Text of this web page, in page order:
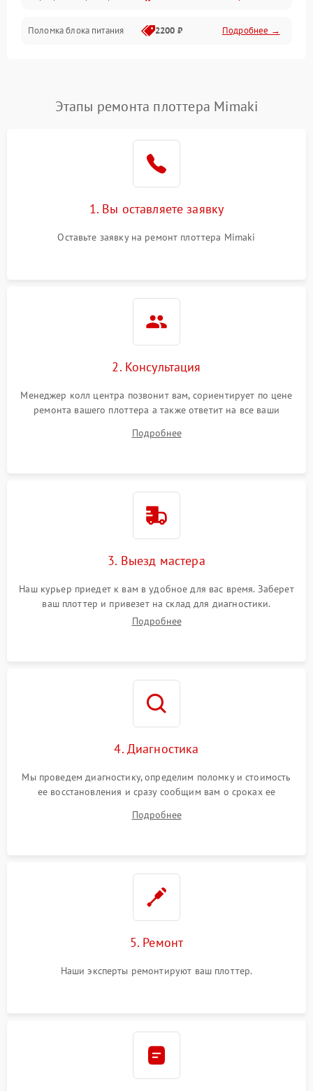
Интерфейсы
Поломка блока питания 2200 ₽ Подробнее →
Этапы ремонта плоттера Mimaki
1. Вы оставляете заявку
Оставьте заявку на ремонт плоттера Mimaki
2. Консультация
Менеджер колл центра позвонит вам, сориентирует по цене
ремонта вашего плоттера а также ответит на все ваши
Подробнее
3. Выезд мастера
Наш курьер приедет к вам в удобное для вас время. Заберет
ваш плоттер и привезет на склад для диагностики.
Подробнее
4. Диагностика
Мы проведем диагностику, определим поломку и стоимость
ее восстановления и сразу сообщим вам о сроках ее
Подробнее
5. Ремонт
Наши эксперты ремонтируют ваш плоттер.